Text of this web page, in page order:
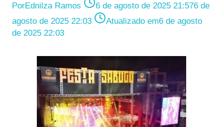
PorEdnilza Ramos 6 de agosto de 2025 21:576 de
agosto de 2025 22:03
Atualizado em6 de agosto
de 2025 22:03